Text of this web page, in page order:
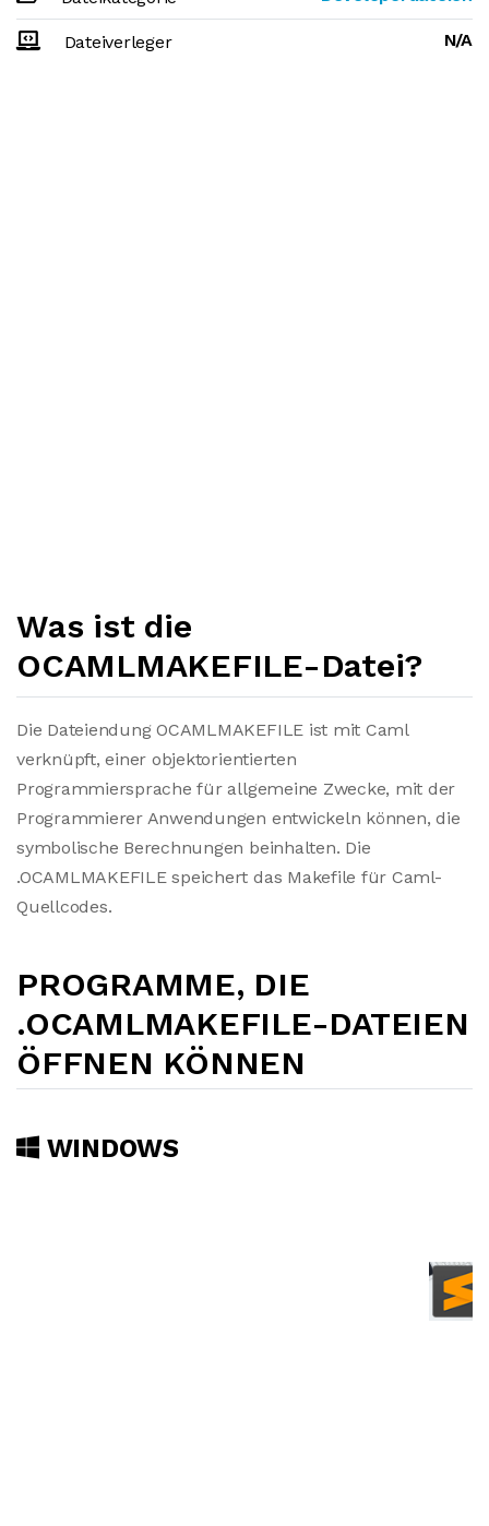
Dateiverleger N/A
Was ist die
OCAMLMAKEFILE-Datei?
Die Dateiendung OCAMLMAKEFILE ist mit Caml
verknüpft, einer objektorientierten
Programmiersprache für allgemeine Zwecke, mit der
Programmierer Anwendungen entwickeln können, die
symbolische Berechnungen beinhalten. Die
.OCAMLMAKEFILE speichert das Makefile für Caml-
Quellcodes.
PROGRAMME, DIE
.OCAMLMAKEFILE-DATEIEN
ÖFFNEN KÖNNEN
WINDOWS